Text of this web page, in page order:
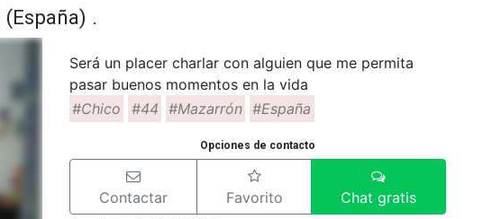
(España) .
Será un placer charlar con alguien que me permita
pasar buenos momentos en la vida
#Chico
#44 #Mazarrón #España
Opciones de contacto
Contactar Favorito Chat gratis